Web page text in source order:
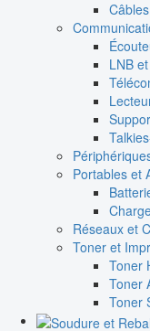
LNB
Portables et
Réseaux et
Toner et
Toner
Toner
Toner